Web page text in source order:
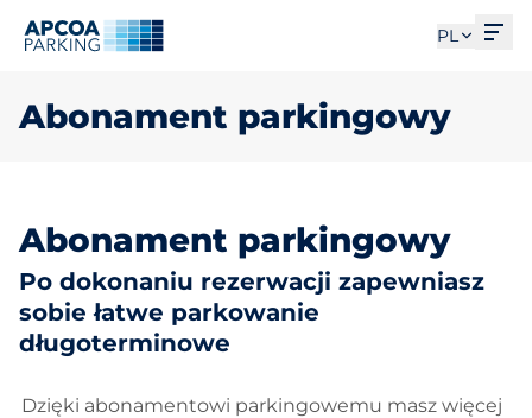
PL
Abonament parkingowy
Abonament parkingowy
Po dokonaniu rezerwacji zapewniasz
sobie łatwe parkowanie
długoterminowe
Dzięki abonamentowi parkingowemu masz więcej